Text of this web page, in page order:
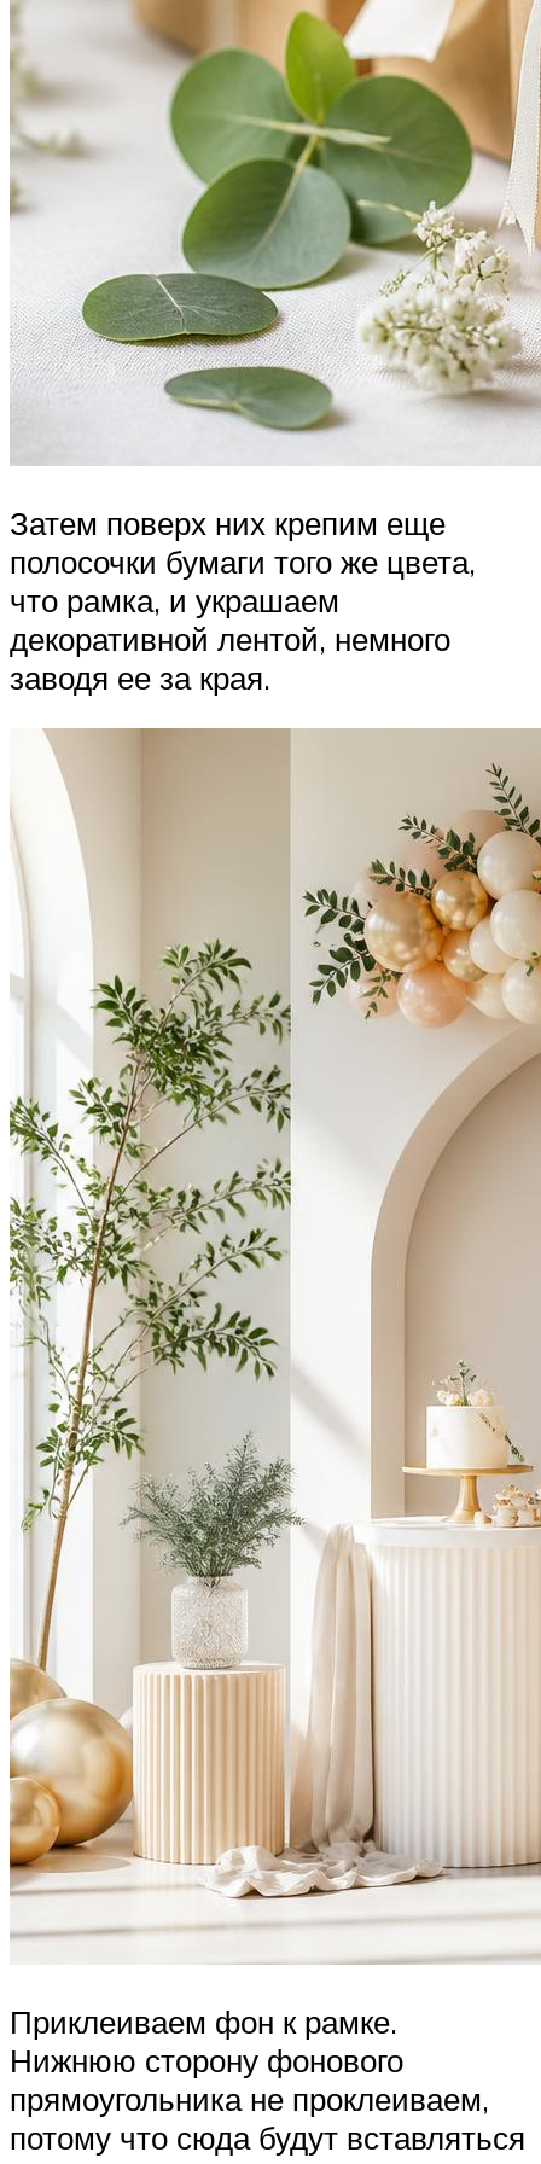
Затем поверх них крепим еще
полосочки бумаги того же цвета,
что рамка, и украшаем
декоративной лентой, немного
заводя ее за края.
Приклеиваем фон к рамке.
Нижнюю сторону фонового
прямоугольника не проклеиваем,
потому что сюда будут вставляться